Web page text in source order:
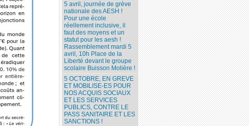
5 avril, journée de grève
nationale des AESH !
Pour une école
réellement inclusive, il
faut des moyens et un
statut pour les aesh !
Rassemblement mardi 5
avril, 10h Place de la
Liberté devant le groupe
scolaire Buisson Molière !
5 OCTOBRE, EN GREVE
ET MOBILISE-ES POUR
NOS ACQUIS SOCIAUX
ET LES SERVICES
PUBLICS, CONTRE LE
PASS SANITAIRE ET LES
SANCTIONS !